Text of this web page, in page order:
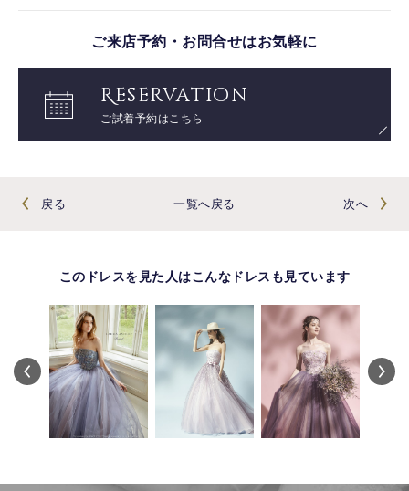
ご来店予約・お問合せはお気軽に
Reservation
ご試着予約はこちら
一覧へ戻る
戻る 次へ
このドレスを見た人はこんなドレスも見ています